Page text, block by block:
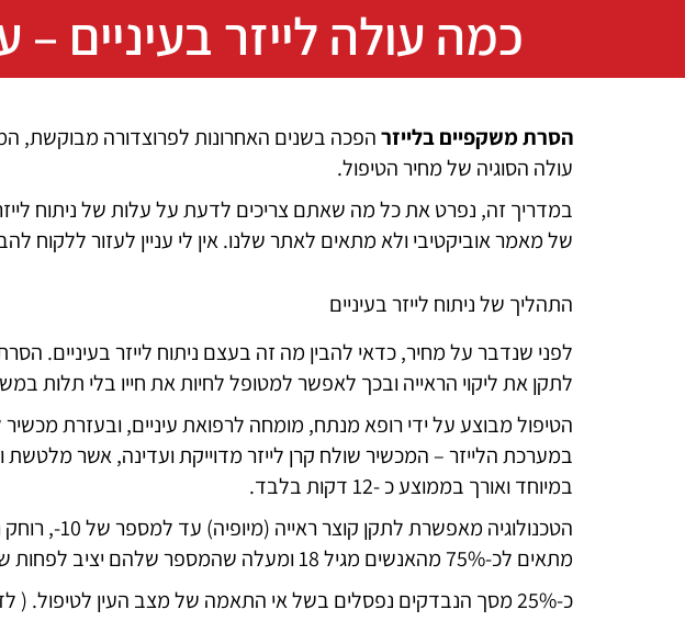
כמה עולה לייזר בעיניים
הסרת משקפיים בלייזרהפכה בשנים האחרונות לפרוצדורה מבוקשת,
עולה הסוגיה של מחיר הטיפול.
במדריך זה, נפרט את כל מה שאתם צריכים לדעת על עלות של ניתוח
של מאמר אוביקטיבי ולא מתאים לאתר שלנו. אין לי עניין לעזור ללקוח
התהליך של ניתוח לייזר בעיניים
לפני שנדבר על מחיר, כדאי להבין מה זה בעצם ניתוח לייזר בעיניים.
לתקן את ליקוי הראייה ובכך לאפשר למטופל לחיות את חייו בלי תלות
הטיפול מבוצע על ידי רופא מנתח, מומחה לרפואת עיניים, ובעזרת
במערכת הלייזר – המכשיר שולח קרן לייזר מדוייקת ועדינה, אשר
במיוחד ואורך בממוצע כ -12 דקות בלבד.
מתאים לכ-75% מהאנשים מגיל 18 ומעלה שהמספר שלהם יציב לפחות שנה, ושאינם סובלים ממחלות עיניים מסוימות.
כ-25% מסך הנבדקים נפסלים בשל אי התאמה של מצב העין לטיפול. ( לדוגמא קרנית דקה מדי, מבנה קרנית ועוד..)